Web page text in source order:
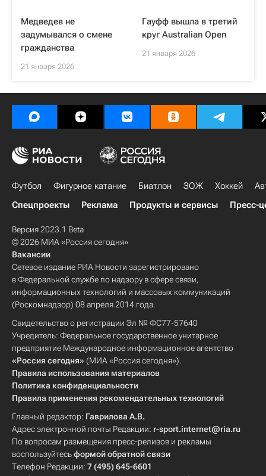
Медведев не
задумывался о смене
гражданства
21 января 2026
Гауфф вышла в третий
круг Australian Open
21 января 2026
Футбол Фигурное катание Биатлон ЗОЖ Хоккей
Спецпроекты
Реклама Продукты и сервисы Пресс-
Версия 2023.1 Beta
© 2026 МИА «Россия сегодня»
Вакансии
Сетевое издание РИА Новости зарегистрировано
в Федеральной службе по надзору в сфере связи,
информационных технологий и массовых коммуникаций
(Роскомнадзор) 08 апреля 2014 года.
Свидетельство о регистрации Эл № ФС77-57640
Учредитель: Федеральное государственное унитарное
предприятие Международное информационное агентство
«Россия сегодня» (МИА «Россия сегодня»).
Правила использования материалов
Политика конфиденциальности
Правила применения рекомендательных технологий
Главный редактор: Гаврилова А.В.
Адрес электронной почты Редакции: r-sport.internet@ria.ru
По вопросам размещения пресс-релизов и рекламы
воспользуйтесьформой обратной связи
Телефон Редакции: 7 (495) 645-6601